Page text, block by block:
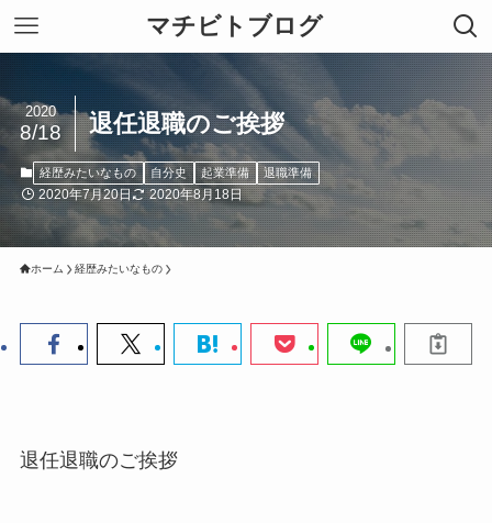
マチビトブログ
退任退職のご挨拶
2020
8/18
経歴みたいなもの 自分史 起業準備 退職準備
2020年7月20日 2020年8月18日
ホーム 経歴みたいなもの
退任退職のご挨拶